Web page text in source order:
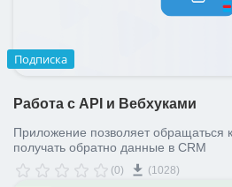
Подписка
Работа с API и Вебхуками
Приложение позволяет обращаться
получать обратно данные в CRM
(0) (1028)